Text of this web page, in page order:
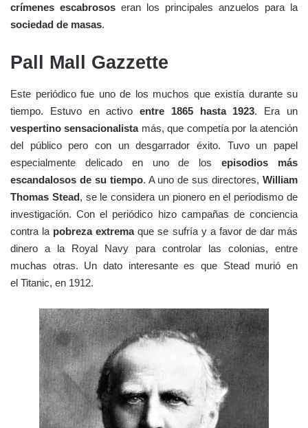
crímenes escabrosos eran los principales anzuelos para la
sociedad de masas.
Pall Mall Gazzette
Este periódico fue uno de los muchos que existía durante su
tiempo. Estuvo en activoentre 1865 hasta 1923. Era un
vespertino sensacionalistamás, que competía por la atención
del público pero con un desgarrador éxito. Tuvo un papel
especialmente delicado en uno de losepisodios más
escandalosos de su tiempo. A uno de sus directores, William
Thomas Stead, se le considera un pionero en el periodismo de
investigación. Con el periódico hizo campañas de conciencia
contra la pobreza extremaque se sufría y a favor de dar más
dinero a la Royal Navy para controlar las colonias, entre
muchas otras. Un dato interesante es que Stead murió en
el Titanic, en 1912.